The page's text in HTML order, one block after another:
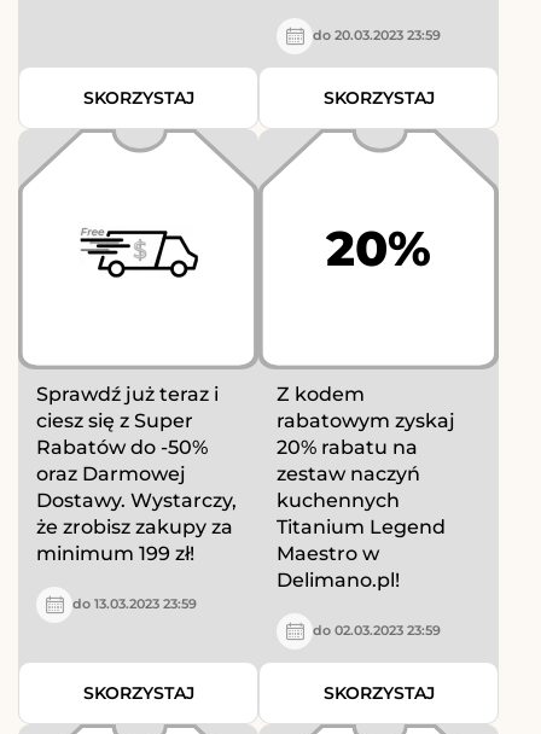
SKORZYSTAJ
do 20.03.2023 23:59
SKORZYSTAJ
Sprawdź już teraz i
ciesz się z Super
Rabatów do -50%
oraz Darmowej
Dostawy. Wystarczy,
że zrobisz zakupy za
minimum 199 zł!
do 13.03.2023 23:59
SKORZYSTAJ
20%
Z kodem
rabatowym zyskaj
20% rabatu na
zestaw naczyń
kuchennych
Titanium Legend
Maestro w
Delimano.pl!
do 02.03.2023 23:59
SKORZYSTAJ